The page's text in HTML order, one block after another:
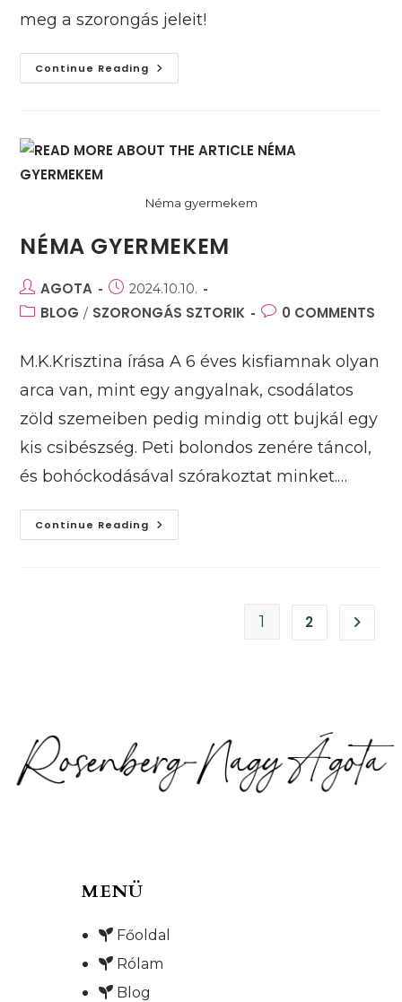
meg a szorongás jeleit!
Continue Reading Mik
A
Néma gyermekem
NÉMA GYERMEKEM
Post
author:
AGOTA
Post
published:
2024.10.10.
PostBLOG / SZORONGÁS SZTORIK
Post0 COMMENTS
M.K.Krisztina írása A 6 éves kisfiamnak olyan
arca van, mint egy angyalnak, csodálatos
zöld szemeiben pedig mindig ott bujkál egy
kis csibészség. Peti bolondos zenére táncol,
és bohóckodásával szórakoztat minket.…
Continue Reading Néma
Gyermekem
1 2 GO TO
MENÜ
Főoldal
Rólam
Blog